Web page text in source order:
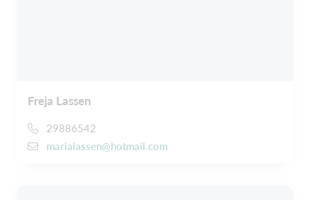
Freja Lassen
29886542
marialassen@hotmail.com